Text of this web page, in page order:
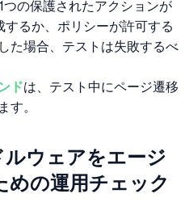
の保護されたアクションが
るか、ポリシーが許可する
た場合、テストは失敗するべ
ドは、テスト中にページ遷移
す。
ウェアをエージ
めの運用チェック